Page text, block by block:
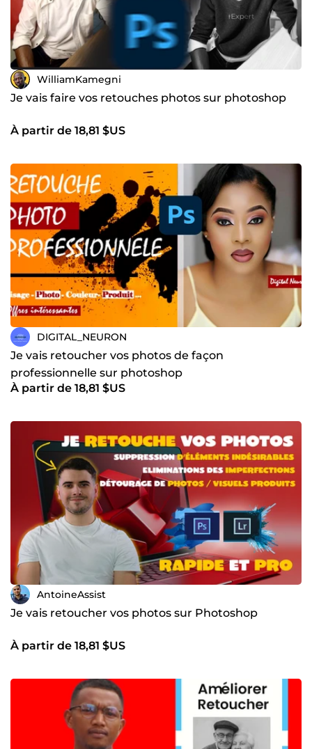
WilliamKamegni
Je vais faire vos retouches photos sur photoshop
À partir de 18,81 $US
DIGITAL_NEURON
Je vais retoucher vos photos de façon
professionnelle sur photoshop
À partir de 18,81 $US
AntoineAssist
Je vais retoucher vos photos sur Photoshop
À partir de 18,81 $US